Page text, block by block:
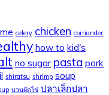
celery chicken corriander
how to kid's
no sugar pasta pork
shiratsu shrimp soup
บวบผัดไข่ ปลาเล็กปลา